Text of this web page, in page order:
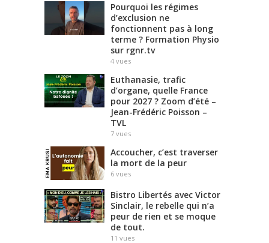
Pourquoi les régimes
d’exclusion ne
fonctionnent pas à long
terme ? Formation Physio
sur rgnr.tv
4 vues
Euthanasie, trafic
d’organe, quelle France
pour 2027 ? Zoom d’été –
Jean-Frédéric Poisson –
TVL
7 vues
Accoucher, c’est traverser
la mort de la peur
6 vues
Bistro Libertés avec Victor
Sinclair, le rebelle qui n’a
peur de rien et se moque
de tout.
11 vues